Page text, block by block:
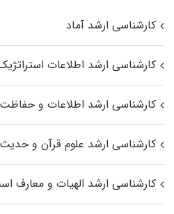
کارشناسی ارشد آماد
کارشناسی ارشد اطلاعات
کارشناسی ارشد اطلاعات و
کارشناسی ارشد علوم قرآن و حدیث
کارشناسی ارشد الهیات و